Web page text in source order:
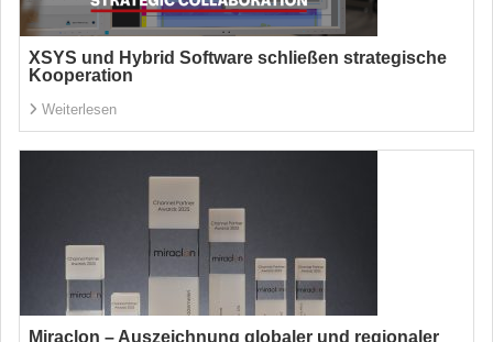
XSYS und Hybrid Software schließen strategische
Kooperation
Weiterlesen
Miraclon – Auszeichnung globaler und regionaler